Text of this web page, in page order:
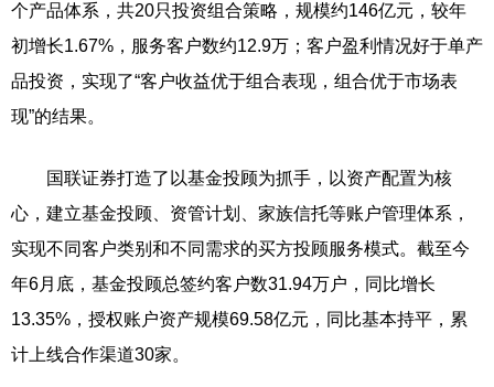
个产品体系，共20只投资组合策略，规模约146亿元，较年
初增长1.67%，服务客户数约12.9万；客户盈利情况好于单产
品投资，实现了“客户收益优于组合表现，组合优于市场表
现”的结果。
国联证券打造了以基金投顾为抓手，以资产配置为核
心，建立基金投顾、资管计划、家族信托等账户管理体系，
实现不同客户类别和不同需求的买方投顾服务模式。截至今
年6月底，基金投顾总签约客户数31.94万户，同比增长
13.35%，授权账户资产规模69.58亿元，同比基本持平，累
计上线合作渠道30家。